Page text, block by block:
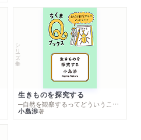
シリーズ・全集
生きものを探究する
─自然を観察するってどういうこと？
小島渉著